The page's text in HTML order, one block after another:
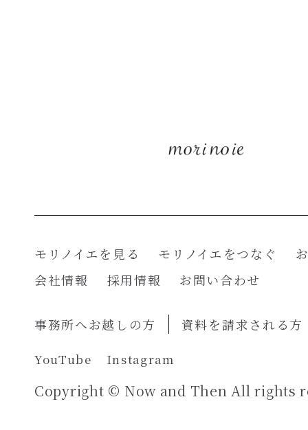
モリノイエを見る モリノイエをつなぐ
会社情報
採用情報 お問い合わせ
事務所へお越しの方 資料を請求される方
YouTube Instagram
Copyright © Now and Then All rights